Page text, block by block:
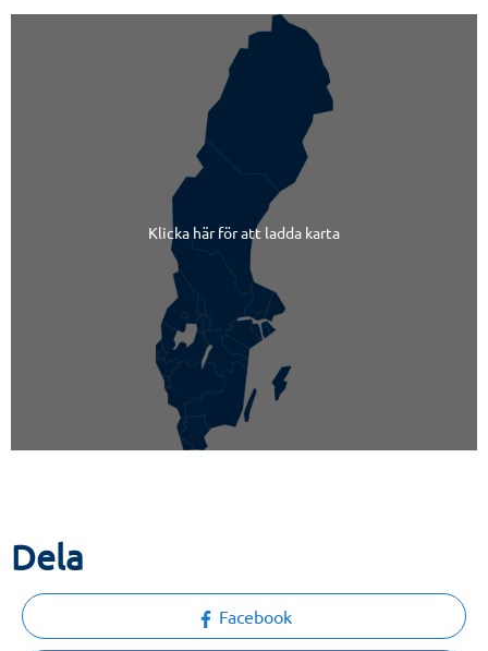
Klicka här för att ladda karta
Dela
Facebook